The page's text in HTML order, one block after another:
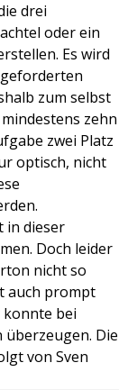
drei
oder ein
Es wird
zum selbst
zehn
zwei Platz
optisch, nicht
in dieser
Doch leider
nicht so
auch prompt
konnte bei
Die
von Sven